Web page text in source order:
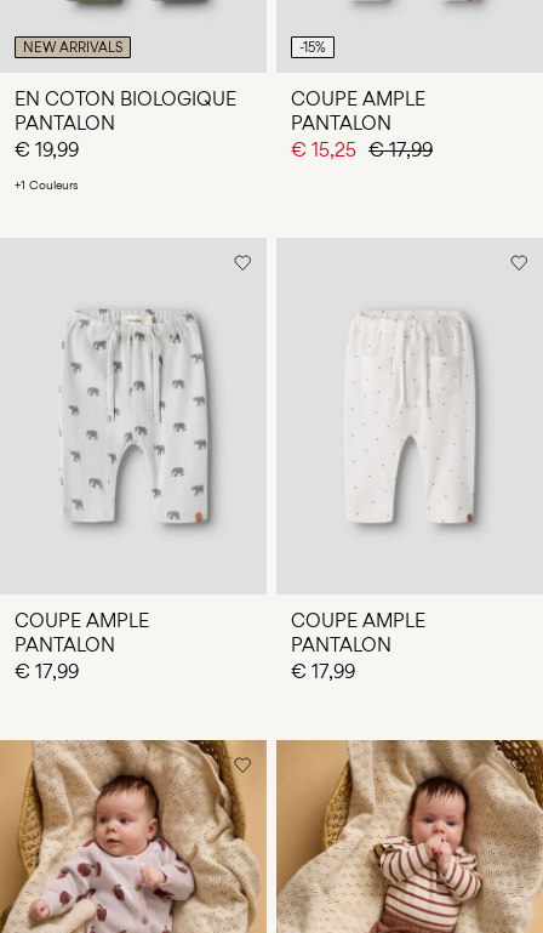
NEW ARRIVALS
EN COTON BIOLOGIQUE
PANTALON
€ 19,99
+1 Couleurs
-15%
COUPE AMPLE
PANTALON
€ 15,25 € 17,99
COUPE AMPLE
PANTALON
€ 17,99
COUPE AMPLE
PANTALON
€ 17,99